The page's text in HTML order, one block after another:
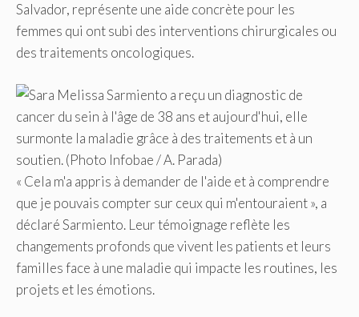
Salvador, représente une aide concrète pour les
femmes qui ont subi des interventions chirurgicales ou
des traitements oncologiques.
« Cela m'a appris à demander de l'aide et à comprendre
que je pouvais compter sur ceux qui m'entouraient », a
déclaré Sarmiento. Leur témoignage reflète les
changements profonds que vivent les patients et leurs
familles face à une maladie qui impacte les routines, les
projets et les émotions.